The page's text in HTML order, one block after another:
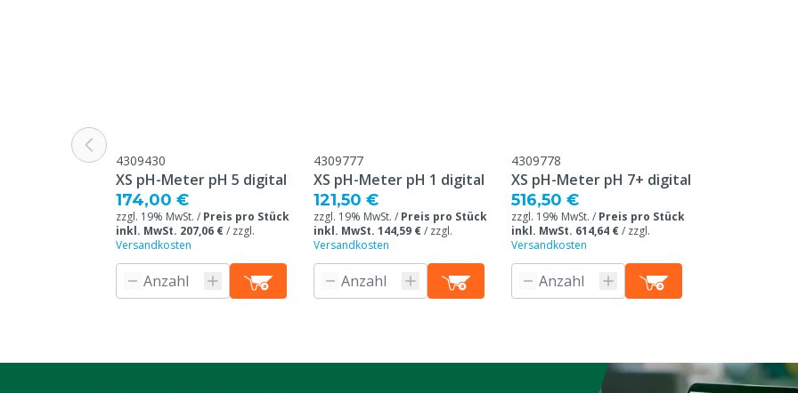
4309430
XS pH-Meter pH 5 digital
174,00 €
zzgl. 19% MwSt. / Preis pro Stück
inkl. MwSt. 207,06 €/ zzgl.
Versandkosten
4309777
XS pH-Meter pH 1 digital
121,50 €
zzgl. 19% MwSt. / Preis pro Stück
inkl. MwSt. 144,59 €/ zzgl.
Versandkosten
4309778
XS pH-Meter pH 7+ digital
516,50 €
zzgl. 19% MwSt. / Preis pro Stück
inkl. MwSt. 614,64 €/ zzgl.
Versandkosten